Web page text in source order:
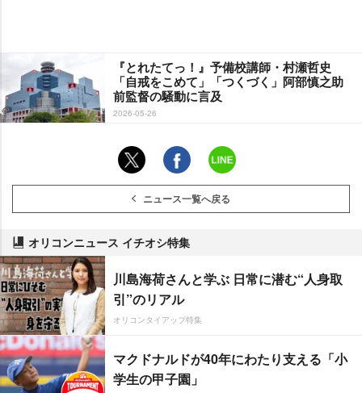
『とれたてっ！』予備校講師・村瀬哲史
「自戒をこめて」「つくづく」阿部慎之助
前監督の騒動に言及
2026-05-26
ニュース一覧へ戻る
オリコンニュース イチオシ特集
川島海荷さんと学ぶ 日常に潜む“人身取
引”のリアル
オリコンタイアップ特集
マクドナルドが40年にわたり支える「小
学生の甲子園」